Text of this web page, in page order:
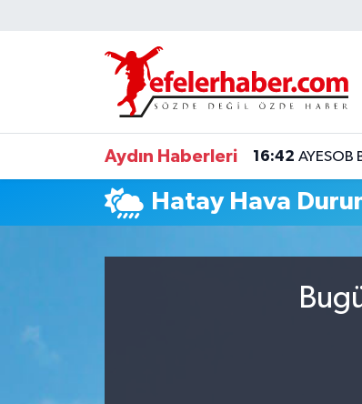
Aydın Haberleri 16:42 AYESOB
Hatay Hava
Nöbetçi Eczaneler
Hava Durumu
Aydin Namaz Vakitleri
Trafik Durumu
Süper Lig Puan Durumu ve Fikstür